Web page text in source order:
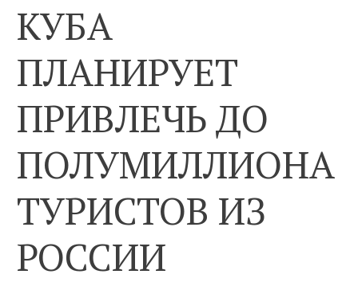
КУБА
ПЛАНИРУЕТ
ПРИВЛЕЧЬ ДО
ПОЛУМИЛЛИОНА
ТУРИСТОВ ИЗ
РОССИИ